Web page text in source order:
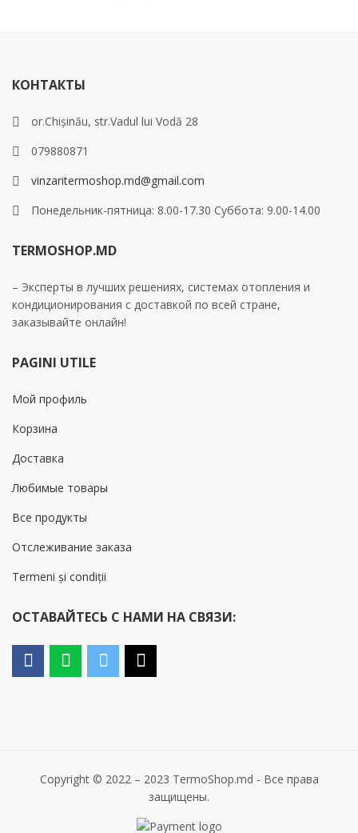
КОНТАКТЫ
or.Chișinău, str.Vadul lui Vodă 28
079880871
vinzaritermoshop.md@gmail.com
Понедельник-пятница: 8.00-17.30 Суббота: 9.00-14.00
TERMOSHOP.MD
– Эксперты в лучших решениях, системах отопления и
кондиционирования с доставкой по всей стране,
заказывайте онлайн!
PAGINI UTILE
Мой профиль
Корзина
Доставка
Любимые товары
Все продукты
Отслеживание заказа
Termeni și condiții
ОСТАВАЙТЕСЬ С НАМИ НА СВЯЗИ:
Copyright © 2022 – 2023 TermoShop.md - Все права
защищены.